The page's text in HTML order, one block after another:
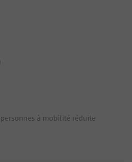
à mobilité réduite